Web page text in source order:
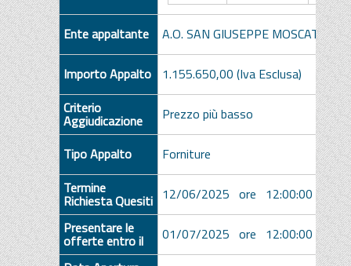
Ente appaltante A.O. SAN GIUSEPPE MOSCATI
Importo Appalto
1.155.650,00 (Iva Esclusa)
Criterio
Aggiudicazione Prezzo più basso
Tipo Appalto
Forniture
Termine
Richiesta Quesiti 12/06/2025 ore 12:00:00 [Ora
Presentare le
offerte entro il
01/07/2025 ore 12:00:00 [Ora